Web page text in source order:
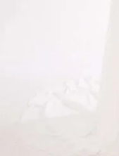
A-Linien